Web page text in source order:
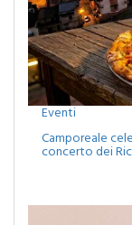
Eventi
Camporeale